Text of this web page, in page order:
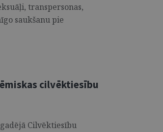
transpersonas,
saukšanu pie
cilvēktiesību
Cilvēktiesību